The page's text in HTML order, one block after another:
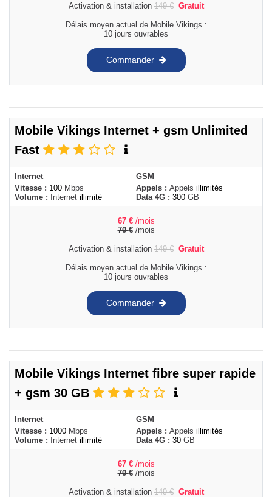
Activation & installation149€ Gratuit
Délais moyen actuel de Mobile Vikings :
10 jours ouvrables
Commander
Mobile Vikings Internet + gsm Unlimited
Fast
Internet
Vitesse : 100 Mbps
Volume :
Internet illimité
GSM
Appels : Appels illimités
Data 4G : 300 GB
67 € /mois
70€/mois
Activation & installation149€ Gratuit
Délais moyen actuel de Mobile Vikings :
10 jours ouvrables
Commander
Mobile Vikings Internet fibre super rapide
+ gsm 30 GB
Internet
Vitesse : 1000 Mbps
Volume :
Internet illimité
GSM
Appels : Appels illimités
Data 4G : 30 GB
67 € /mois
70€/mois
Activation & installation149€ Gratuit